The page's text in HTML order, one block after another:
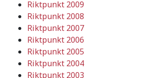
Riktpunkt 2009
Riktpunkt 2008
Riktpunkt 2007
Riktpunkt 2006
Riktpunkt 2005
Riktpunkt 2004
Riktpunkt 2003